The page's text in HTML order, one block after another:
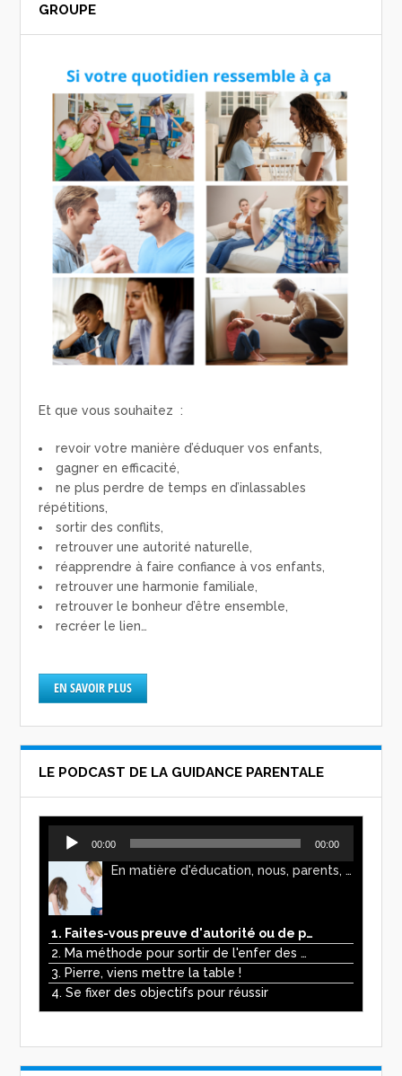
GROUPE
Et que vous souhaitez :
revoir votre manière d’éduquer vos enfants,
gagner en efficacité,
ne plus perdre de temps en d’inlassables
répétitions,
sortir des conflits,
retrouver une autorité naturelle,
réapprendre à faire confiance à vos enfants,
retrouver une harmonie familiale,
retrouver le bonheur d’être ensemble,
recréer le lien…
EN SAVOIR PLUS
LE PODCAST DE LA GUIDANCE PARENTALE
Lecteur
audio
00:00 00:00
En matière d'éducation, nous, parents, avons l'impression de faire preuve d'autorité. Mais n'est-ce pas, parfois, plutôt un jeu de pouvoir ? Ce podcast vous permettra d'y voir plus clair !
1. Faites-vous preuve d'autorité ou de pouvoir avec vos enfants ?
2. Ma méthode pour sortir de l'enfer des écrans
3. Pierre, viens mettre la table !
4. Se fixer des objectifs pour réussir